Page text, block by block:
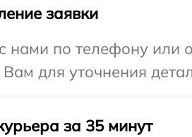
заявки
нами по телефону или
Вам для уточнения
за 35 минут